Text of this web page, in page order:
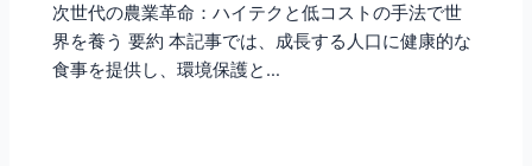
次世代の農業革命：ハイテクと低コストの手法で世
界を養う 要約 本記事では、成長する人口に健康的な
食事を提供し、環境保護と…